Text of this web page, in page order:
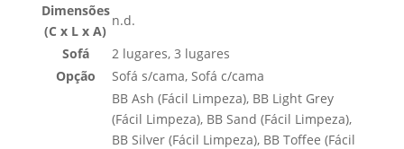
Dimensões
(C x L x A)
n.d.
Sofá
2 lugares, 3 lugares
Opção
Sofá s/cama, Sofá c/cama
BB Ash (Fácil Limpeza), BB Light Grey
(Fácil Limpeza), BB Sand (Fácil Limpeza),
BB Silver (Fácil Limpeza), BB Toffee (Fácil